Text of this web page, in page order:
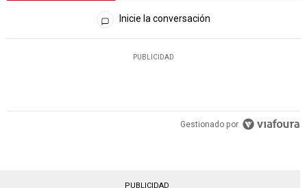
Todos los comentarios
Inicie la conversación
PUBLICIDAD
Gestionado por
PUBLICIDAD